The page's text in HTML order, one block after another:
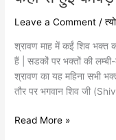
Leave a Comment /
श्रावण माह में कईं शिव भक्त
हैं | सडकों पर भक्तों की
श्रावण का यह महिना सभी
तौर पर भगवान शिव जी
Read More »